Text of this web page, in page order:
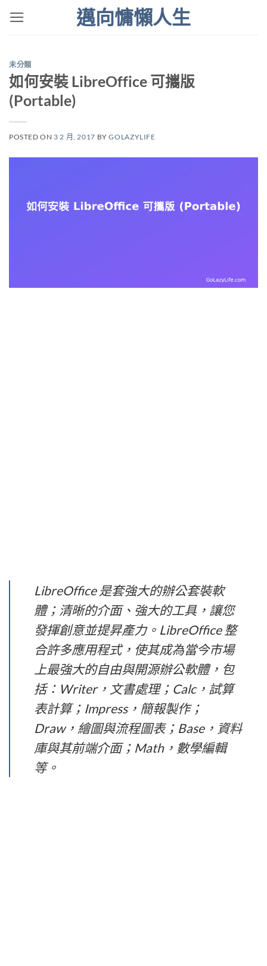
邁向慵懶人生
未分類
如何安裝 LibreOffice 可攜版
(Portable)
POSTED ON 3 2 月, 2017 BYGOLAZYLIFE
LibreOffice 是套強大的辦公套裝軟
體；清晰的介面、強大的工具，讓您
發揮創意並提昇產力。LibreOffice 整
合許多應用程式，使其成為當今市場
上最強大的自由與開源辦公軟體，包
括：Writer，文書處理；Calc，試算
表計算；Impress，簡報製作；
Draw，繪圖與流程圖表；Base，資料
庫與其前端介面；Math，數學編輯
等。